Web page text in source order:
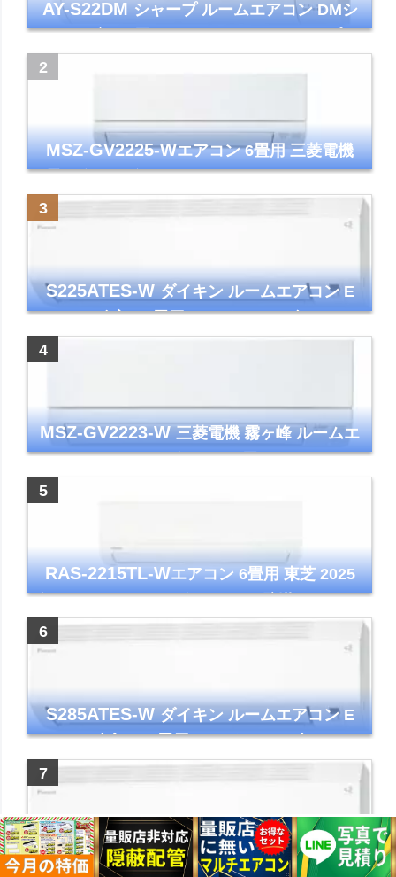
AY-S22DMシャープ ルームエアコン DMシ
リーズ 主に6畳 ホワイト 2024年モデル プラ
MSZ-GV2225-Wエアコン 6畳用 三菱電機
霧ヶ峰 2025年モデル GVシリーズ ピュアホ
ワイト 清潔 除湿 単相100V
S225ATES-Wダイキン ルームエアコン E
シリーズ 主に6畳用 ホワイト 2025年モデル
MSZ-GV2223-W三菱電機 霧ヶ峰 ルームエ
アコン GVシリーズ おもに6畳用 ピュアホワ
RAS-2215TL-Wエアコン 6畳用 東芝 2025
年モデル TLシリーズ ホワイト 壁掛け クーラ
ー コンパクト 清潔
S285ATES-Wダイキン ルームエアコン E
シリーズ 主に10畳用 ホワイト 2025年モデル
コンパクトモデル ストリーマ
S565ATEP-Wダイキン ルームエアコン E